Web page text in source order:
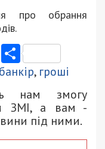
про обрання
Email
банкір, гроші
нам змогу
ЗМІ, а вам -
під ними.